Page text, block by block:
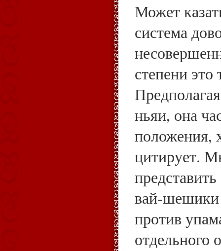
Может
система
степени это
ньяи, она
положения,
цитирует.
вай-шешики
против
отдельного